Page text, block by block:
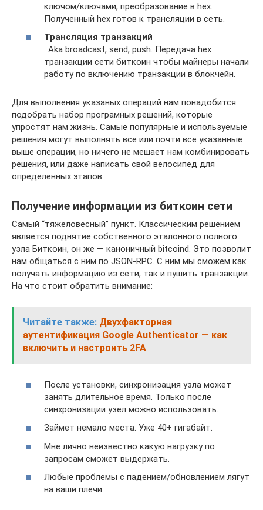
ключом/ключами, преобразование в hex.
Полученный hex готов к трансляции в сеть.
Трансляция транзакций
. Aka broadcast, send, push. Передача hex
транзакции сети биткоин чтобы майнеры начали
работу по включению транзакции в блокчейн.
Для выполнения указаных операций нам понадобится
подобрать набор програмных решений, которые
упростят нам жизнь. Самые популярные и используемые
решения могут выполнять все или почти все указанные
выше операции, но ничего не мешает нам комбинировать
решения, или даже написать свой велосипед для
определенных этапов.
Получение информации из биткоин сети
Самый “тяжеловесный” пункт. Классическим решением
является поднятие собственного эталонного полного
узла Биткоин, он же — каноничный bitcoind. Это позволит
нам общаться с ним по JSON-RPC. С ним мы сможем как
получать информацию из сети, так и пушить транзакции.
На что стоит обратить внимание:
Читайте также: Двухфакторная
аутентификация Google Authenticator — как
включить и настроить 2FA
После установки, синхронизация узла может
занять длительное время. Только после
синхронизации узел можно использовать.
Займет немало места. Уже 40+ гигабайт.
Мне лично неизвестно какую нагрузку по
запросам сможет выдержать.
Любые проблемы с падением/обновлением лягут
на ваши плечи.